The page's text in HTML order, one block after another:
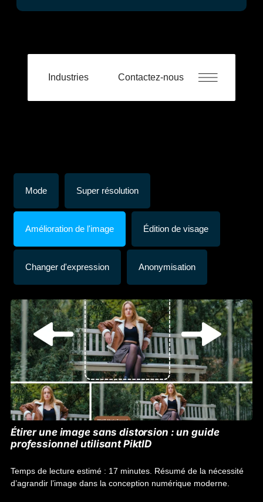
Industries Contactez-nous
Mode Super résolution
Amélioration de l'image Édition de visage
Changer d'expression Anonymisation
Étirer une image sans distorsion : un guide
professionnel utilisant PiktID
Temps de lecture estimé : 17 minutes. Résumé de la nécessité
d’agrandir l’image dans la conception numérique moderne.